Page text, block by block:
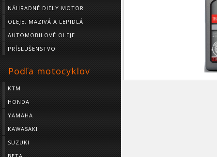
NÁHRADNÉ DIELY MOTOR
OLEJE, MAZIVÁ A LEPIDLÁ
AUTOMOBILOVÉ OLEJE
PRÍSLUŠENSTVO
Podľa motocyklov
KTM
HONDA
YAMAHA
KAWASAKI
SUZUKI